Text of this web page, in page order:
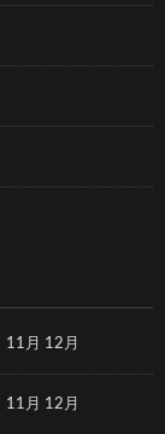
11月 12月
11月 12月